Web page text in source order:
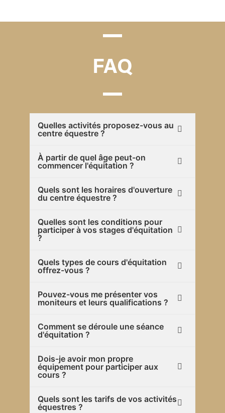
FAQ
Quelles activités proposez-vous au
centre équestre ?
À partir de quel âge peut-on
commencer l'équitation ?
Quels sont les horaires d'ouverture
du centre équestre ?
Quelles sont les conditions pour
participer à vos stages d'équitation
?
Quels types de cours d'équitation
offrez-vous ?
Pouvez-vous me présenter vos
moniteurs et leurs qualifications ?
Comment se déroule une séance
d'équitation ?
Dois-je avoir mon propre
équipement pour participer aux
cours ?
Quels sont les tarifs de vos activités
équestres ?